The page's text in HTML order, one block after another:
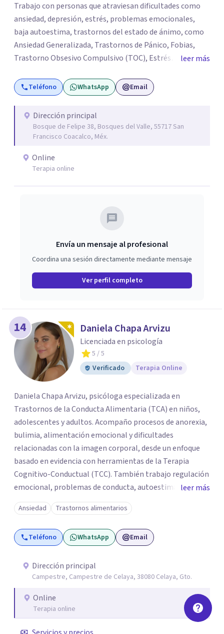
Trabajo con personas que atraviesan dificultades como
ansiedad, depresión, estrés, problemas emocionales,
baja autoestima, trastornos del estado de ánimo, como
Ansiedad Generalizada, Trastornos de Pánico, Fobias,
Trastorno Obsesivo Compulsivo (TOC), Estrés
Hiperactividad o sin hiperactividad (TDAH) en
adolescentes y adultos, situaciones de duelo o pérdidas
significativas. Mi objetivo es brindar un espacio seguro,
empático y de confianza, donde cada persona pueda
expresar lo que está viviendo y encontrar herramientas
para comprenderse mejor y afrontar sus desafíos.
Acompaño procesos de desarrollo personal,
fortalecimiento de habilidades emocionales y
construcción de recursos para mejorar la calidad de vida.
leer más
Teléfono WhatsApp Email
Dirección principal
Bosque de Felipe 38, Bosques del Valle, 55717 San
Francisco Coacalco, Méx.
Online
Terapia online
Envía un mensaje al profesional
Coordina una sesión directamente mediante mensaje
Ver perfil completo
14 Daniela Chapa Arvizu
Licenciada en psicología
5 / 5
Verificado
Terapia Online
Daniela Chapa Arvizu, psicóloga especializada en
Trastornos de la Conducta Alimentaria (TCA) en niños,
adolescentes y adultos. Acompaño procesos de anorexia,
bulimia, alimentación emocional y dificultades
relacionadas con la imagen corporal, desde un enfoque
basado en evidencia con herramientas de la Terapia
Cognitivo-Conductual (TCC). También trabajo regulación
emocional, problemas de conducta, autoestima y
desarrollo de habilidades sociales y emocionales en
población infantil y juvenil. Me mantengo en constante
formación y actualización para brindar el
acompañamiento más efectivo a cada persona. Ofrezco
alimentación consciente, adaptado a las necesidades de
cada paciente y su familia. Atiendo de forma online.
Puedes reservar tu primera sesión directamente desde mi
perfil.
leer más
Ansiedad Trastornos alimentarios
Teléfono WhatsApp Email
Dirección principal
Campestre, Campestre de Celaya, 38080 Celaya, Gto.
Online
Terapia online